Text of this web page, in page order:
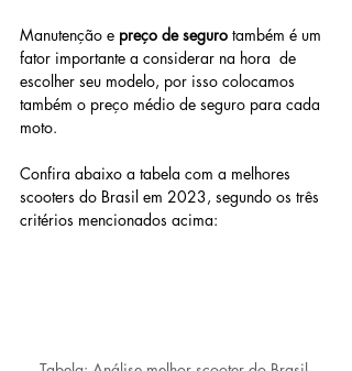
Manutenção e preço de seguro também é um
fator importante a considerar na hora  de
escolher seu modelo, por isso colocamos
também o preço médio de seguro para cada
moto.
Confira abaixo a tabela com a melhores
scooters do Brasil em 2023, segundo os três
critérios mencionados acima: